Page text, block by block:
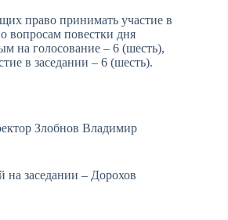
право принимать участие в
вопросам повестки дня
на голосование – 6 (шесть),
в заседании – 6 (шесть).
Злобнов Владимир
на заседании – Дорохов